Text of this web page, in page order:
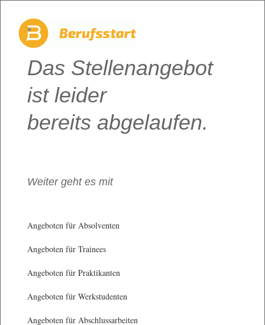
Das Stellenangebot
ist leider
bereits abgelaufen.
Weiter geht es mit
Angeboten für Absolventen
Angeboten für Trainees
Angeboten für Praktikanten
Angeboten für Werkstudenten
Angeboten für Abschlussarbeiten